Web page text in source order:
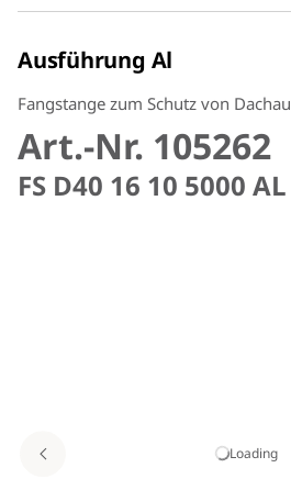
Ausführung Al
Fangstange zum Schutz von
Art.-Nr. 105262
FS D40 16 10 5000 AL
Loading